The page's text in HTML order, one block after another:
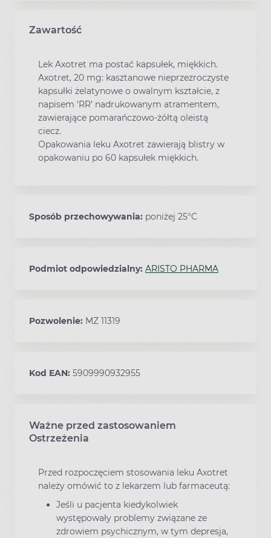
Zawartość
Lek Axotret ma postać kapsułek, miękkich.
Axotret, 20 mg: kasztanowe nieprzezroczyste
kapsułki żelatynowe o owalnym kształcie, z
napisem ‘RR’ nadrukowanym atramentem,
zawierające pomarańczowo-żółtą oleistą
ciecz.
Opakowania leku Axotret zawierają blistry w
opakowaniu po 60 kapsułek miękkich.
Sposób przechowywania: poniżej 25°C
Podmiot odpowiedzialny: ARISTO PHARMA
Pozwolenie: MZ 11319
Kod EAN: 5909990932955
Ważne przed zastosowaniem
Ostrzeżenia
Przed rozpoczęciem stosowania leku Axotret
należy omówić to z lekarzem lub farmaceutą:
Jeśli u pacjenta kiedykolwiek
występowały problemy związane ze
zdrowiem psychicznym, w tym depresja,